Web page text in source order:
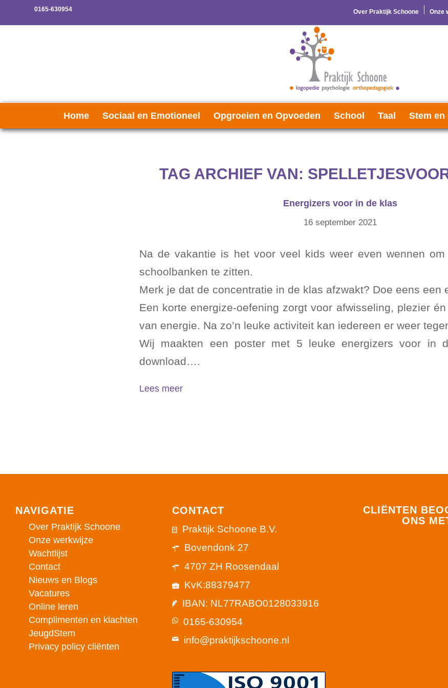
Over Praktijk Schoone Onze
0165-630954
Home Sociaal en Emotioneel Opgroeien en Opvoeden School Taal Stem en
TAG ARCHIEF VAN:
Energizers voor in de klas
16 september 2021
Na de vakantie is het voor veel kids weer even wennen
schoolbanken te zitten.
Merk je dat de concentratie in de klas afzwakt? Doe eens een
Een korte energize-oefening zorgt voor afwisseling, plezier
van energie. Na zo’n leuke activiteit kan iedereen er weer
Wij maakten een poster met 5 leuke energizers voor in
download….
Lees meer
NAVIGATIE
Over Praktijk Schoone
Onze werkwijze
Wachtlijst
Contact
Nieuws en Blogs
Vacatures
Online leren
Complimenten en klachten
JeugdStem
Privacy policy cliënten
CONTACT
Praktijk Schoone B.V.
Bovendonk 27
4707 ZH Roosendaal
KvK:88379477
IBAN: NL77RABO0128033916
0165-630954
info@praktijkschoone.nl
CLIËNTEN
ONS